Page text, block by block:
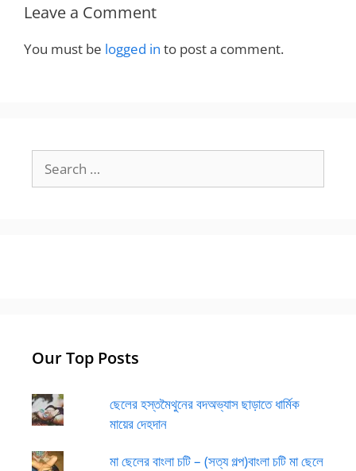
Leave a Comment
You must be logged in to post a comment.
for:
Our Top Posts
ছেলের হস্তমৈথুনের বদঅভ্যাস ছাড়াতে ধার্মিক
মায়ের দেহদান
মা ছেলের বাংলা চটি – (সত্য গল্প)বাংলা চটি মা ছেলে